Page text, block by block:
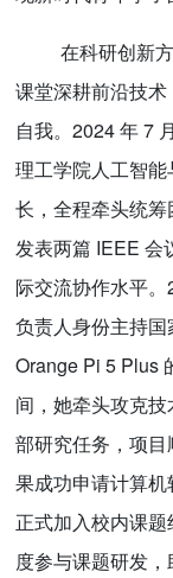
在科研创新
课堂深耕前沿技
自我。2024 年 7
理工学院人工智
长，全程牵头统
发表两篇 IEEE 会
际交流协作水平
负责人身份主持
Orange Pi 5 Plus
间，她牵头攻克
部研究任务，项
果成功申请计算
正式加入校内课
度参与课题研发